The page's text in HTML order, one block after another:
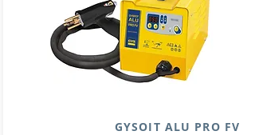
GYSOIT ALU PRO FV